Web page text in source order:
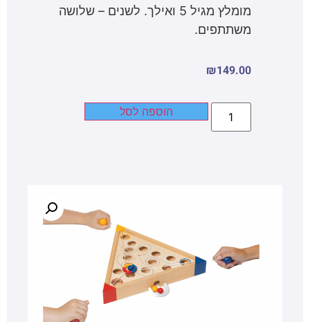
מומלץ מגיל 5 ואילך. לשנים – שלושה
משתתפים.
₪149.00
הוספה לסל